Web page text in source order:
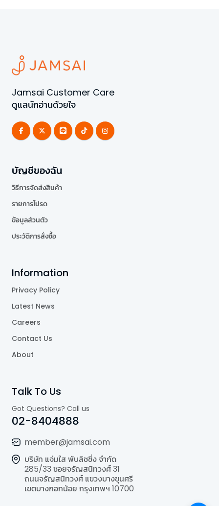
Jamsai Customer Care
ดูแลนักอ่านด้วยใจ
บัญชีของฉัน
วิธีการจัดส่งสินค้า
รายการโปรด
ข้อมูลส่วนตัว
ประวัติการสั่งซื้อ
Information
Privacy Policy
Latest News
Careers
Contact Us
About
Talk To Us
Got Questions? Call us
02-8404888
member@jamsai.com
บริษัท แจ่มใส พับลิชชิ่ง จำกัด
285/33 ซอยจรัญสนิทวงศ์ 31
ถนนจรัญสนิทวงศ์ แขวงบางขุนศรี
เขตบางกอกน้อย กรุงเทพฯ 10700